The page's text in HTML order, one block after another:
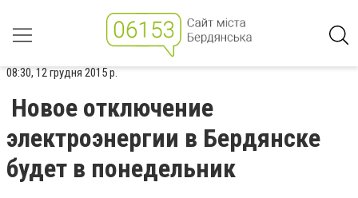
08:30, 12 грудня 2015 р.
Новое отключение
электроэнергии в Бердянске
будет в понедельник